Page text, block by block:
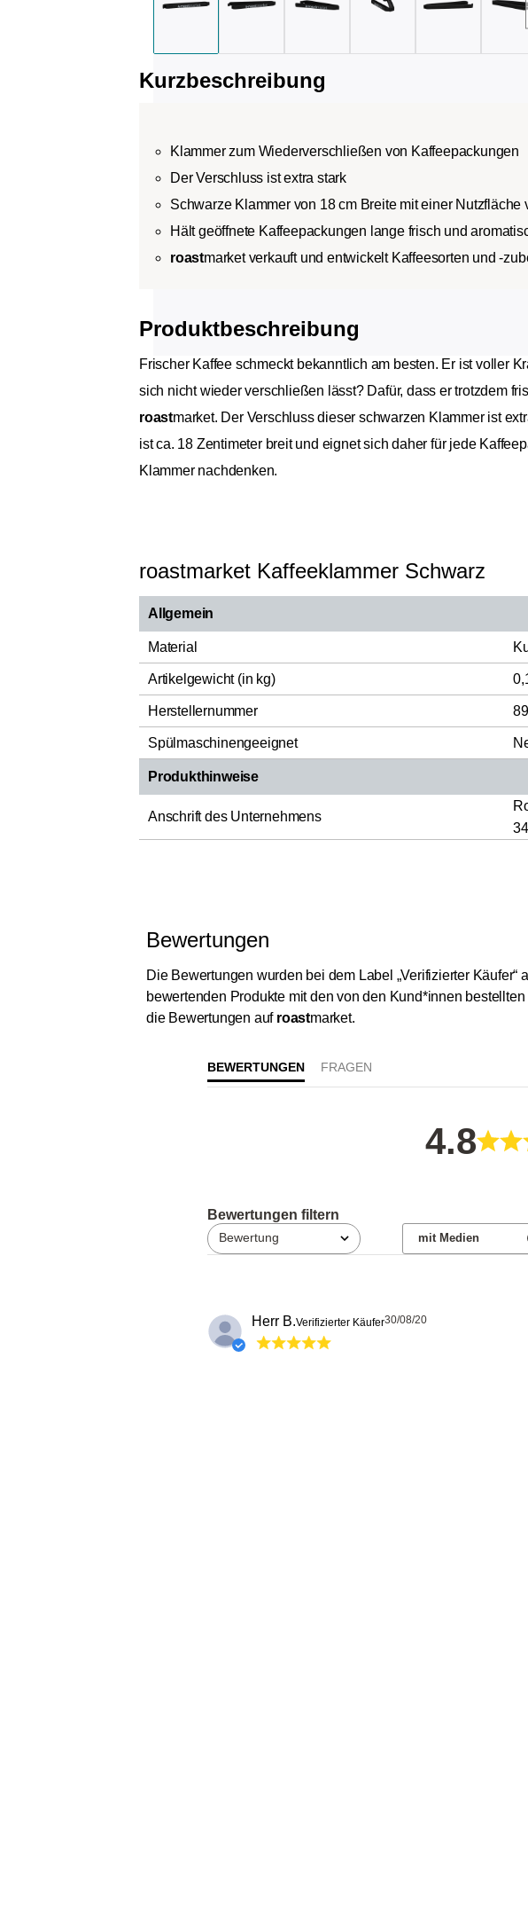
Kurzbeschreibung
Klammer zum Wiederverschließen von Kaffeepackungen
Der Verschluss ist extra stark
Schwarze Klammer von 18 cm Breite mit einer Nutzfläche
Hält geöffnete Kaffeepackungen lange frisch und
roastmarket verkauft und entwickelt Kaffeesorten und -
Produktbeschreibung
Frischer Kaffee schmeckt bekanntlich am besten. Er ist voller
sich nicht wieder verschließen lässt? Dafür, dass er trotzdem
roastmarket. Der Verschluss dieser schwarzen Klammer ist
ist ca. 18 Zentimeter breit und eignet sich daher für jede
Klammer nachdenken.
roastmarket Kaffeeklammer Schwarz
Allgemein
Material
Artikelgewicht (in kg)
Herstellernummer
Spülmaschinengeeignet
Produkthinweise
Anschrift des Unternehmens
Bewertungen
Die Bewertungen wurden bei dem Label „Verifizierter Käufer“
bewertenden Produkte mit den von den Kund*innen bestellten
die Bewertungen auf roastmarket.
BEWERTUNGEN
4.8
Bewertung
Alle Bewertungen mit Medien
Herr B.Verifizierter Käufer30/08/20